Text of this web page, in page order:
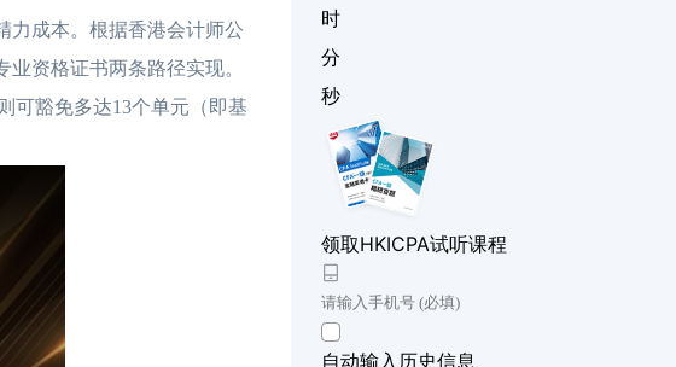
成本。根据香港会计师公
资格证书两条路径实现。
可豁免多达13个单元（即基
时
分
秒
领取HKICPA试听课程
自动输入历史信息